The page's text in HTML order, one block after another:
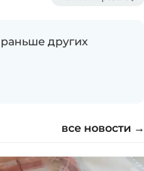
других
все новости →